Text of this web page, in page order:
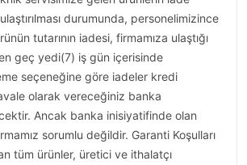
durumunda, personelimizince
tutarının iadesi, firmamıza ulaştığı
geç yedi(7) iş gün içerisinde
seçeneğine göre iadeler kredi
olarak vereceğiniz banka
Ancak banka inisiyatifinde olan
sorumlu değildir. Garanti Koşulları
tüm ürünler, üretici ve ithalatçı